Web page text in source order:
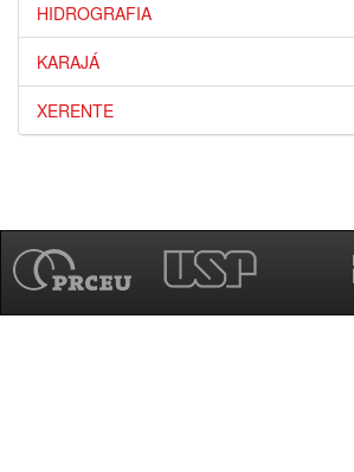
HIDROGRAFIA
KARAJÁ
XERENTE